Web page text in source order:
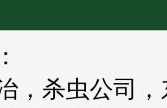
，杀虫公司